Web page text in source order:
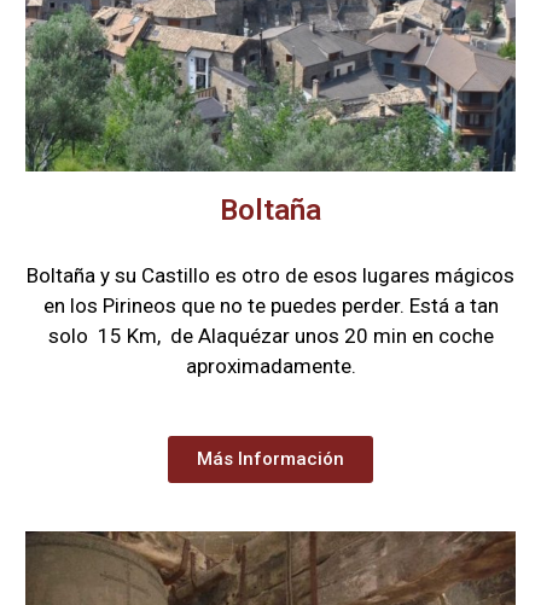
Boltaña
Boltaña y su Castillo es otro de esos lugares mágicos
en los Pirineos que no te puedes perder. Está a tan
solo 15 Km, de Alaquézar unos 20 min en coche
aproximadamente.
Más Información